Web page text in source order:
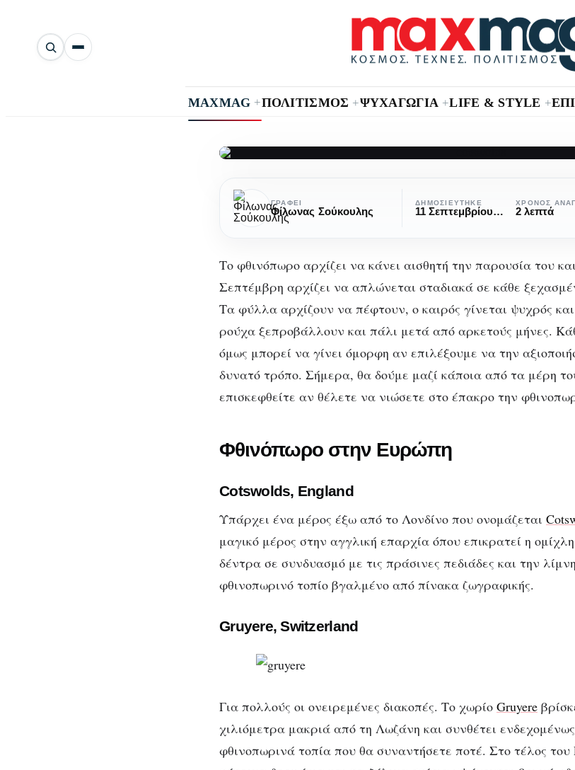
Αναζήτηση
άρθρων
MAXMAG +ΠΟΛΙΤΙΣΜΟΣ +ΨΥΧΑΓΩΓΙΑ +LIFE & STYLE +
Το φθινόπωρο
στην
Το
φθινόπωρο
ανήκει
Ευρώπη
ΓΡΆΦΕΙ
Φίλωνας Σούκουλης
ΔΗΜΟΣΙΕΎΤΗΚΕ
11 Σεπτεμβρίου, 2017
ΧΡΌΝΟΣ
2 λεπτά
Το φθινόπωρο αρχίζει να κάνει αισθητή την παρουσία του
Σεπτέμβρη αρχίζει να απλώνεται σταδιακά σε κάθε
Τα φύλλα αρχίζουν να πέφτουν, ο καιρός γίνεται ψυχρός
ρούχα ξεπροβάλλουν και πάλι μετά από αρκετούς μήνες.
όμως μπορεί να γίνει όμορφη αν επιλέξουμε να την
δυνατό τρόπο. Σήμερα, θα δούμε μαζί κάποια από τα μέρη
επισκεφθείτε αν θέλετε να νιώσετε στο έπακρο την
Φθινόπωρο στην Ευρώπη
Cotswolds, England
Υπάρχει ένα μέρος έξω από το Λονδίνο που ονομάζεται
μαγικό μέρος στην αγγλική επαρχία όπου επικρατεί η
δέντρα σε συνδυασμό με τις πράσινες πεδιάδες και την
φθινοπωρινό τοπίο βγαλμένο από πίνακα ζωγραφικής.
Gruyere, Switzerland
Για πολλούς οι ονειρεμένες διακοπές. Το χωρίο Gruyere
χιλιόμετρα μακριά από τη Λωζάνη και συνθέτει
φθινοπωρινά τοπία που θα συναντήσετε ποτέ. Στο τέλος